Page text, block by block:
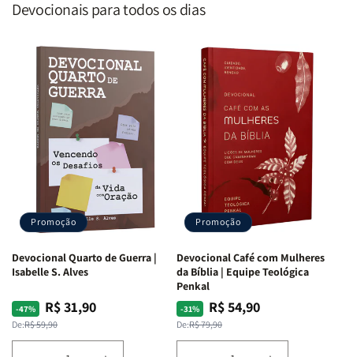
Devocionais para todos os dias
Promoção
Devocional Quarto de Guerra |
Isabelle S. Alves
-47%
Preço
normal
De:R$ 59,90
Preço
promocional
R$ 31,90
Promoção
Devocional Café com Mulheres
da Bíblia | Equipe Teológica
Penkal
-31%
Preço
normal
De:R$ 79,90
Preço
promocional
R$ 54,90